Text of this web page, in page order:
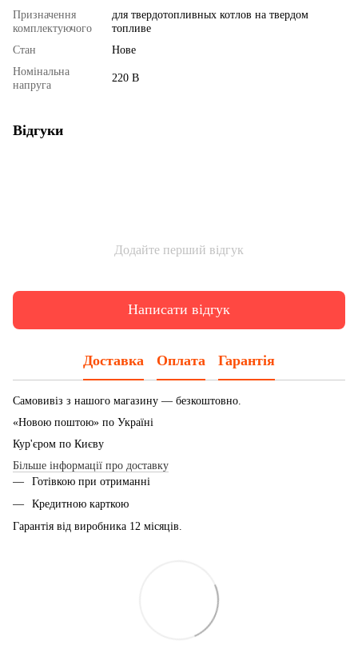
Призначення
комплектуючого
для твердотопливных котлов на твердом
топливе
Стан
Нове
Номінальна
напруга
220 В
Відгуки
Додайте перший відгук
Написати відгук
Доставка Оплата Гарантія
Самовивіз з нашого магазину — безкоштовно.
«Новою поштою» по Україні
Кур'єром по Києву
Більше інформації про доставку
Готівкою при отриманні
Кредитною карткою
Гарантія від виробника 12 місяців.